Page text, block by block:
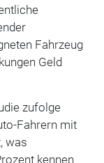
Fahrzeug
Geld
zufolge
Fahrern mit
was
kennen